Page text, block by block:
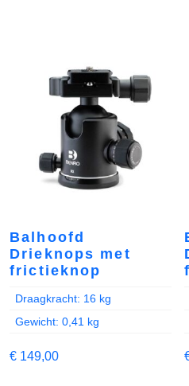
Balhoofd
Drieknops met
frictieknop
Draagkracht: 16 kg
Gewicht: 0,41 kg
€ 149,00